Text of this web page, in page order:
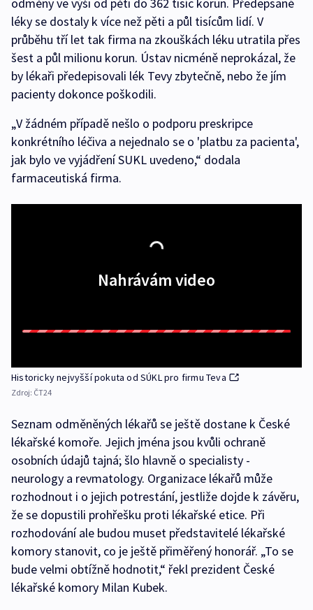
léky se dostaly k více než pěti a půl tisícům lidí. V
průběhu tří let tak firma na zkouškách léku utratila přes
šest a půl milionu korun. Ústav nicméně neprokázal, že
by lékaři předepisovali lék Tevy zbytečně, nebo že jím
pacienty dokonce poškodili.
„V žádném případě nešlo o podporu preskripce
konkrétního léčiva a nejednalo se o 'platbu za pacienta',
jak bylo ve vyjádření SUKL uvedeno,“ dodala
farmaceutiská firma.
Nahrávám video
Historicky nejvyšší pokuta od SÚKL pro firmu Teva
Zdroj: ČT24
Seznam odměněných lékařů se ještě dostane k České
lékařské komoře. Jejich jména jsou kvůli ochraně
osobních údajů tajná; šlo hlavně o specialisty -
neurology a revmatology. Organizace lékařů může
rozhodnout i o jejich potrestání, jestliže dojde k závěru,
že se dopustili prohřešku proti lékařské etice. Při
rozhodování ale budou muset představitelé lékařské
komory stanovit, co je ještě přiměřený honorář. „To se
bude velmi obtížně hodnotit,“ řekl prezident České
lékařské komory Milan Kubek.